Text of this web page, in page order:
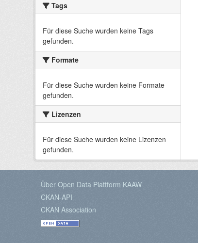
Tags
Für diese Suche wurden keine Tags
gefunden.
Formate
Für diese Suche wurden keine Formate
gefunden.
Lizenzen
Für diese Suche wurden keine Lizenzen
gefunden.
Über Open Data Plattform KAAW
CKAN-API
CKAN Association